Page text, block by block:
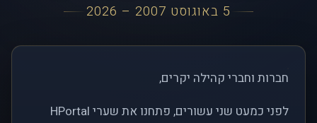
5 באוגוסט 2007 – 2026
חברות וחברי קהילה יקרים,
לפני כמעט שני עשורים, פתחנו את שערי HPortal